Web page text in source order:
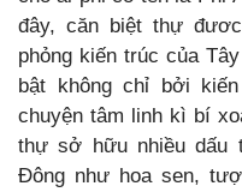
đây, căn biệt thự
phỏng kiến trúc của
bật không chỉ bởi
chuyện tâm linh kì bí
thự sở hữu nhiều dấu
Đông như hoa sen,